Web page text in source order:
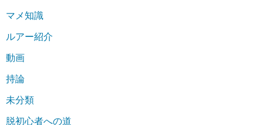
マメ知識
ルアー紹介
動画
持論
未分類
脱初心者への道